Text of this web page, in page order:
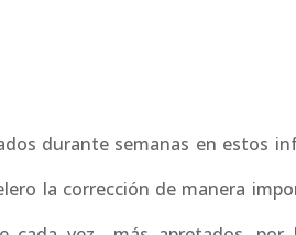
durante semanas en estos
la corrección de manera